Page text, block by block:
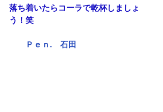
落ち着いたらコーラで乾杯しましょ
う！笑
Ｐｅｎ.　石田